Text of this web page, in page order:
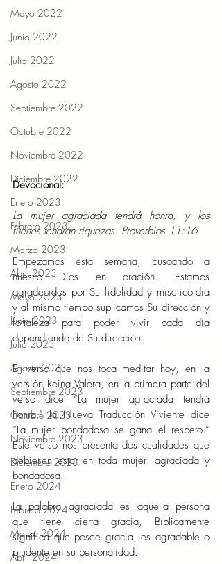
Mayo 2022
Junio 2022
Julio 2022
Agosto 2022
Septiembre 2022
Octubre 2022
Noviembre 2022
Diciembre 2022
Enero 2023
Febrero 2023
Marzo 2023
Abril 2023
Mayo 2023
Junio 2023
Julio 2023
Agosto 2023
Septiembre 2023
Octubre 2023
Noviembre 2023
Diciembre 2023
Enero 2024
Febrero 2024
Marzo 2024
Abril 2024
Devocional:
La mujer agraciada tendrá honra, y los
fuertes tendrán riquezas. Proverbios 11:16
Empezamos esta semana, buscando a
nuestro Dios en oración. Estamos
agradecidos por Su fidelidad y misericordia
y al mismo tiempo suplicamos Su dirección y
fortaleza para poder vivir cada día
dependiendo de Su dirección.
El verso que nos toca meditar hoy, en la
versión Reina Valera, en la primera parte del
verso dice “La mujer agraciada tendrá
honra,” la Nueva Traducción Viviente dice
“La mujer bondadosa se gana el respeto.”
Este verso nos presenta dos cualidades que
debiesen estar en toda mujer: agraciada y
bondadosa.
La palabra agraciada es aquella persona
que tiene cierta gracia, Bíblicamente
significa que posee gracia, es agradable o
prudente en su personalidad.